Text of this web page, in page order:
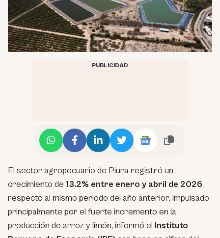
PUBLICIDAD
El sector agropecuario de Piura registró un
crecimiento de 13.2% entre enero y abril de 2026,
respecto al mismo periodo del año anterior, impulsado
principalmente por el fuerte incremento en la
producción de arroz y limón, informó el Instituto